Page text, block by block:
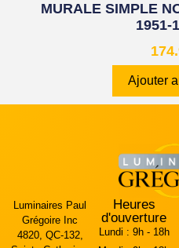
MURALE SIMPLE
1951-
Ajouter
Luminaires Paul
Grégoire Inc
4820, QC-132,
Heures
d'ouverture
Lundi : 9h - 18h